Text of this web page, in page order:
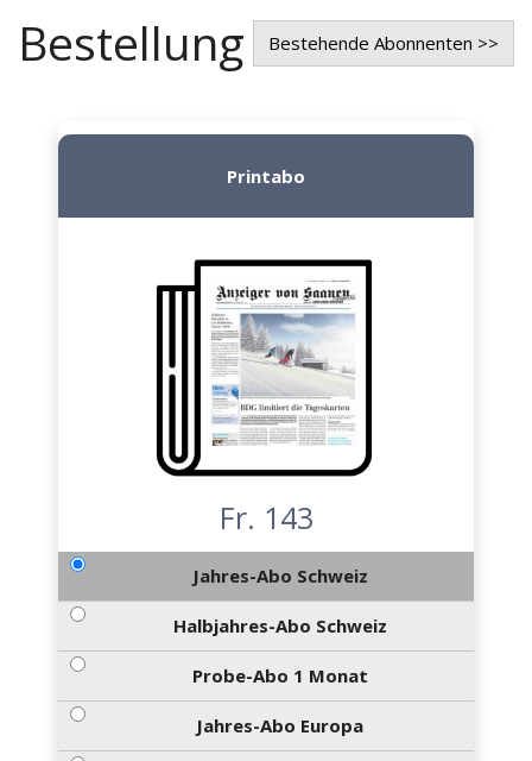
Bestellung Bestehende Abonnenten >>
Printabo
Fr. 143
Jahres-Abo Schweiz
Halbjahres-Abo Schweiz
Probe-Abo 1 Monat
Jahres-Abo Europa